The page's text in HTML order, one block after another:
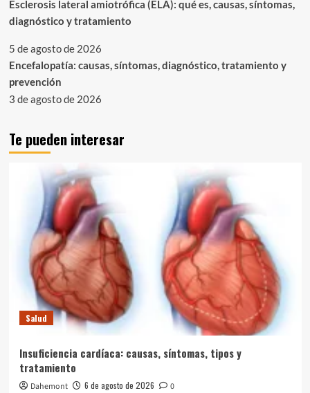
Esclerosis lateral amiotrófica (ELA): qué es, causas, síntomas,
diagnóstico y tratamiento
5 de agosto de 2026
Encefalopatía: causas, síntomas, diagnóstico, tratamiento y
prevención
3 de agosto de 2026
Te pueden interesar
Salud
Insuficiencia cardíaca: causas, síntomas, tipos y
tratamiento
Dahemont 6 de agosto de 2026 0